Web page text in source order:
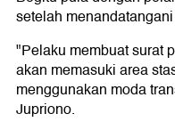
setelah
"Pelaku membuat surat
akan memasuki area
menggunakan moda
Jupriono.